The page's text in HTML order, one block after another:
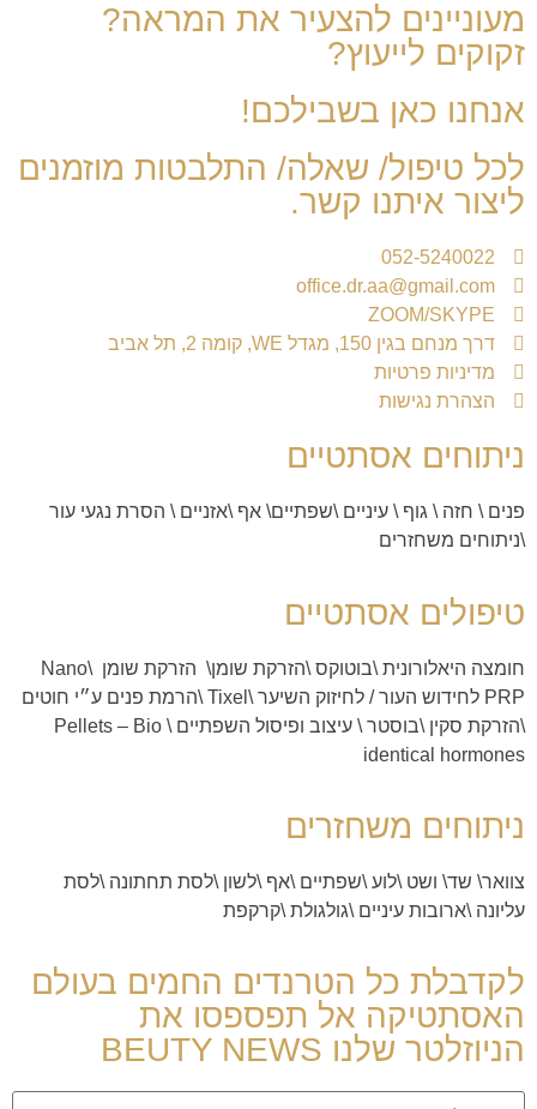
מעוניינים להצעיר את המראה?
זקוקים לייעוץ?
אנחנו כאן בשבילכם!
לכל טיפול/ שאלה/ התלבטות מוזמנים
ליצור איתנו קשר.
052-5240022
office.dr.aa@gmail.com
ZOOM/SKYPE
דרך מנחם בגין 150, מגדל WE, קומה 2, תל אביב
מדיניות פרטיות
הצהרת נגישות
ניתוחים אסתטיים
פנים \ חזה \ גוף \ עיניים \שפתיים\ אף \אזניים \ הסרת נגעי עור
\ניתוחים משחזרים
טיפולים אסתטיים
חומצה היאלורונית \בוטוקס \הזרקת שומן\ הזרקת שומן Nano \
PRP לחידוש העור
/ לחיזוק השיער \
Tixel
\הרמת פנים ע״י חוטים
\הזרקת סקין \בוסטר \ עיצוב ופיסול השפתיים \ Pellets – Bio
identical hormones
ניתוחים משחזרים
צוואר\ שד\ ושט \לוע \שפתיים \אף \לשון \לסת תחתונה \לסת
עליונה \ארובות עיניים \גולגולת \קרקפת
לקדבלת כל הטרנדים החמים בעולם
האסתטיקה אל תפספסו את
הניוזלטר שלנו BEUTY NEWS